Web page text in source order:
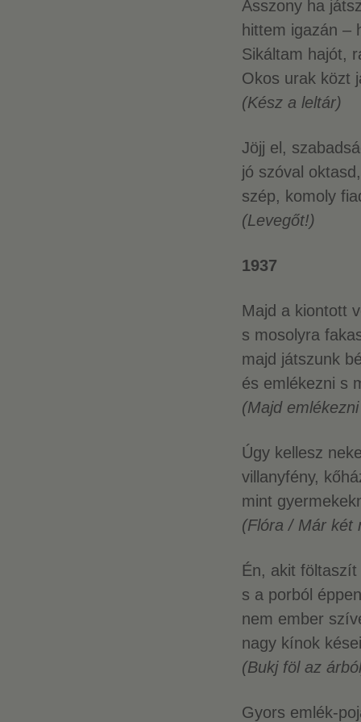
Asszony ha
hittem igazán –
Sikáltam hajót,
Okos urak közt
(Kész a leltár)
Jöjj el,
jó szóval
szép, komoly
(Levegőt!)
1937
Majd a kiontott
s mosolyra
majd játszunk
és emlékezni s
(Majd
Úgy kellesz
villanyfény,
mint
(Flóra / Már két
Én, akit föltaszít
s a porból
nem ember
nagy kínok
(Bukj föl az
Gyors emlék-